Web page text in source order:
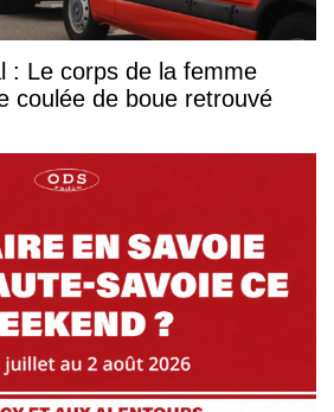
: Le corps de la femme
coulée de boue retrouvé